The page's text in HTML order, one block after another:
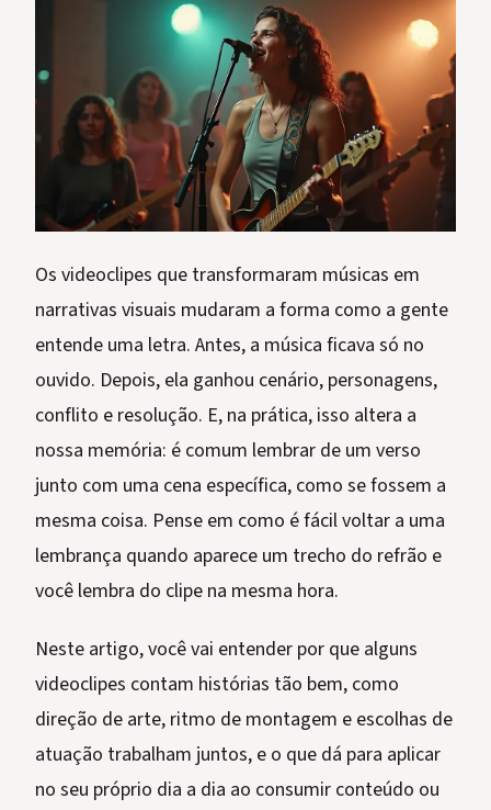
Os videoclipes que transformaram músicas em
narrativas visuais mudaram a forma como a gente
entende uma letra. Antes, a música ficava só no
ouvido. Depois, ela ganhou cenário, personagens,
conflito e resolução. E, na prática, isso altera a
nossa memória: é comum lembrar de um verso
junto com uma cena específica, como se fossem a
mesma coisa. Pense em como é fácil voltar a uma
lembrança quando aparece um trecho do refrão e
você lembra do clipe na mesma hora.
Neste artigo, você vai entender por que alguns
videoclipes contam histórias tão bem, como
direção de arte, ritmo de montagem e escolhas de
atuação trabalham juntos, e o que dá para aplicar
no seu próprio dia a dia ao consumir conteúdo ou